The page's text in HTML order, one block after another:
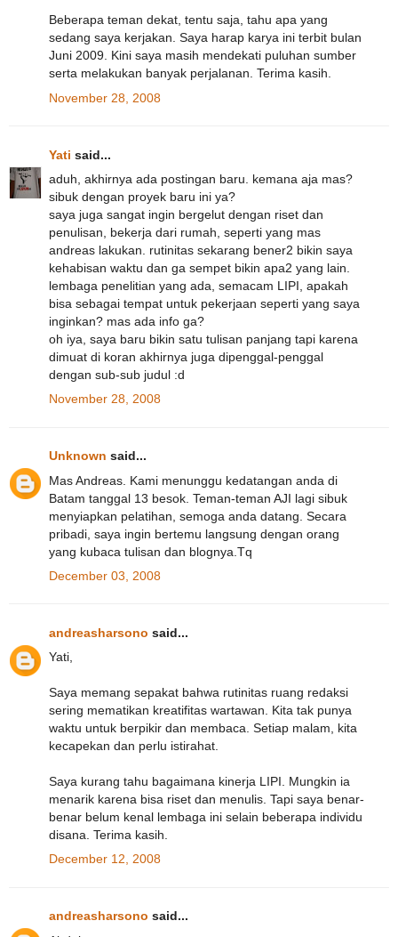
Beberapa teman dekat, tentu saja, tahu apa yang
sedang saya kerjakan. Saya harap karya ini terbit bulan
Juni 2009. Kini saya masih mendekati puluhan sumber
serta melakukan banyak perjalanan. Terima kasih.
November 28, 2008
Yati said...
aduh, akhirnya ada postingan baru. kemana aja mas?
sibuk dengan proyek baru ini ya?
saya juga sangat ingin bergelut dengan riset dan
penulisan, bekerja dari rumah, seperti yang mas
andreas lakukan. rutinitas sekarang bener2 bikin saya
kehabisan waktu dan ga sempet bikin apa2 yang lain.
lembaga penelitian yang ada, semacam LIPI, apakah
bisa sebagai tempat untuk pekerjaan seperti yang saya
inginkan? mas ada info ga?
oh iya, saya baru bikin satu tulisan panjang tapi karena
dimuat di koran akhirnya juga dipenggal-penggal
dengan sub-sub judul :d
November 28, 2008
Unknown said...
Mas Andreas. Kami menunggu kedatangan anda di
Batam tanggal 13 besok. Teman-teman AJI lagi sibuk
menyiapkan pelatihan, semoga anda datang. Secara
pribadi, saya ingin bertemu langsung dengan orang
yang kubaca tulisan dan blognya.Tq
December 03, 2008
andreasharsono said...
Yati,
Saya memang sepakat bahwa rutinitas ruang redaksi
sering mematikan kreatifitas wartawan. Kita tak punya
waktu untuk berpikir dan membaca. Setiap malam, kita
kecapekan dan perlu istirahat.
Saya kurang tahu bagaimana kinerja LIPI. Mungkin ia
menarik karena bisa riset dan menulis. Tapi saya benar-
benar belum kenal lembaga ini selain beberapa individu
disana. Terima kasih.
December 12, 2008
andreasharsono said...